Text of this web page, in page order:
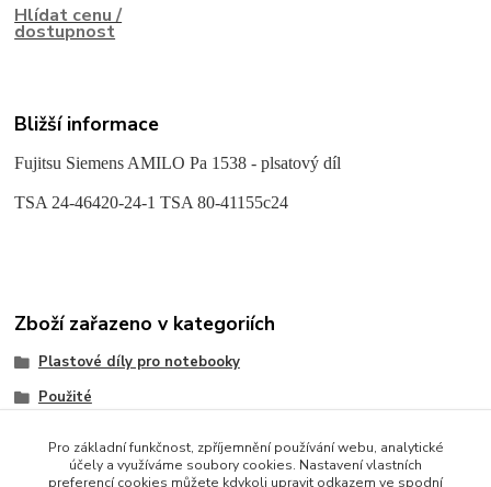
Hlídat cenu /
dostupnost
Bližší informace
Fujitsu Siemens AMILO Pa 1538 - plsatový díl
TSA 24-46420-24-1 TSA 80-41155c24
Zboží zařazeno v kategoriích
Plastové díly pro notebooky
Použité
Pro základní funkčnost, zpříjemnění používání webu, analytické
účely a využíváme soubory cookies. Nastavení vlastních
preferencí cookies můžete kdykoli upravit odkazem ve spodní